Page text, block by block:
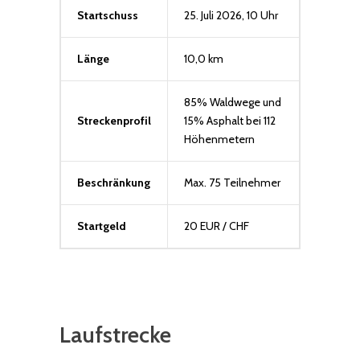
Startschuss 25. Juli 2026, 10 Uhr
Länge 10,0 km
Streckenprofil
85% Waldwege und
15% Asphalt bei 112
Höhenmetern
Beschränkung Max. 75 Teilnehmer
Startgeld 20 EUR / CHF
Laufstrecke